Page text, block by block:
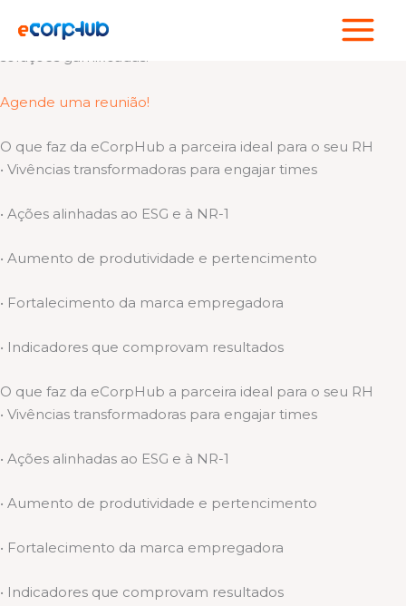
para
Somos um hub de experiências esportivas, bem-estar e
soluções gamificadas.
Agende uma reunião!
O que faz da eCorpHub a parceira ideal para o seu RH
• Vivências transformadoras para engajar times
• Ações alinhadas ao ESG e à NR-1
• Aumento de produtividade e pertencimento
• Fortalecimento da marca empregadora
• Indicadores que comprovam resultados
O que faz da eCorpHub a parceira ideal para o seu RH
• Vivências transformadoras para engajar times
• Ações alinhadas ao ESG e à NR-1
• Aumento de produtividade e pertencimento
• Fortalecimento da marca empregadora
• Indicadores que comprovam resultados